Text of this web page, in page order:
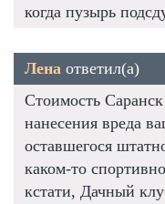
когда пузырь
Лена ответил(а)
Стоимость
нанесения вреда
оставшегося
каком-то
кстати, Дачный